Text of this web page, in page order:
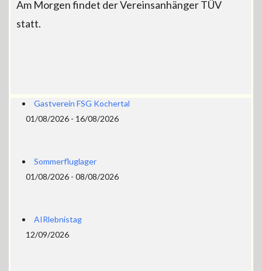
Am Morgen findet der Vereinsanhänger TÜV
statt.
Gastverein FSG Kochertal
01/08/2026 - 16/08/2026
Sommerfluglager
01/08/2026 - 08/08/2026
AIRlebnistag
12/09/2026